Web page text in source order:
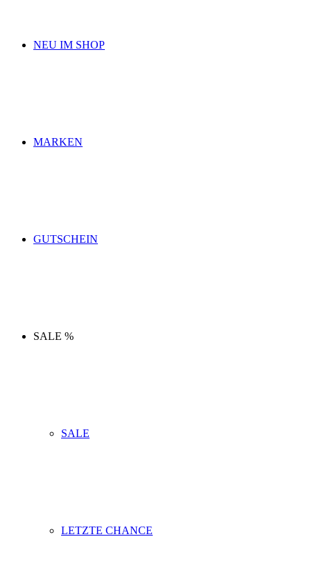
NEU IM SHOP
MARKEN
GUTSCHEIN
SALE %
SALE
LETZTE CHANCE